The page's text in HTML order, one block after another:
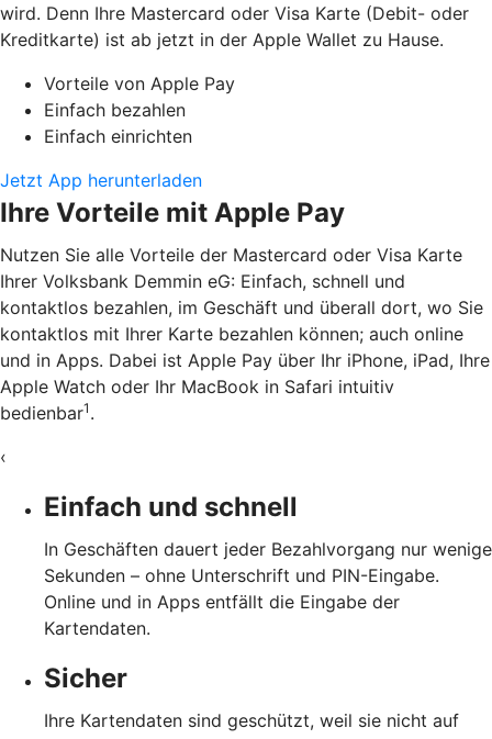
wird. Denn Ihre Mastercard oder Visa Karte (Debit- oder
Kreditkarte) ist ab jetzt in der Apple Wallet zu Hause.
Vorteile von Apple Pay
Einfach bezahlen
Einfach einrichten
Jetzt App herunterladen
Ihre Vorteile mit Apple Pay
Nutzen Sie alle Vorteile der Mastercard oder Visa Karte
Ihrer Volksbank Demmin eG: Einfach, schnell und
kontaktlos bezahlen, im Geschäft und überall dort, wo Sie
kontaktlos mit Ihrer Karte bezahlen können; auch online
und in Apps. Dabei ist Apple Pay über Ihr iPhone, iPad, Ihre
Apple Watch oder Ihr MacBook in Safari intuitiv
bedienbar1 .
‹
Einfach und schnell
In Geschäften dauert jeder Bezahlvorgang nur wenige
Sekunden – ohne Unterschrift und PIN-Eingabe.
Online und in Apps entfällt die Eingabe der
Kartendaten.
Sicher
Ihre Kartendaten sind geschützt, weil sie nicht auf